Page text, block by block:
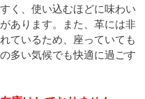
く、使い込むほどに味わい
あります。また、革には非
ているため、座っていても
多い気候でも快適に過ごす